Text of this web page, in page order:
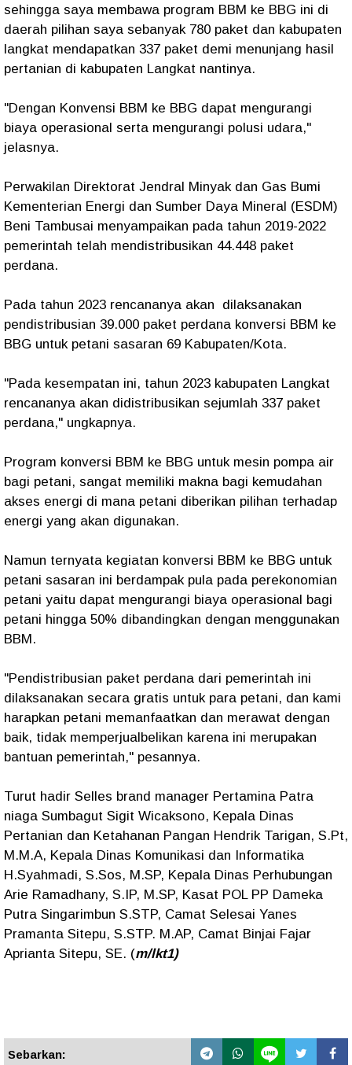
sehingga saya membawa program BBM ke BBG ini di
daerah pilihan saya sebanyak 780 paket dan kabupaten
langkat mendapatkan 337 paket demi menunjang hasil
pertanian di kabupaten Langkat nantinya.
"Dengan Konvensi BBM ke BBG dapat mengurangi
biaya operasional serta mengurangi polusi udara,"
jelasnya.
Perwakilan Direktorat Jendral Minyak dan Gas Bumi
Kementerian Energi dan Sumber Daya Mineral (ESDM)
Beni Tambusai menyampaikan pada tahun 2019-2022
pemerintah telah mendistribusikan 44.448 paket
perdana.
Pada tahun 2023 rencananya akan dilaksanakan
pendistribusian 39.000 paket perdana konversi BBM ke
BBG untuk petani sasaran 69 Kabupaten/Kota.
"Pada kesempatan ini, tahun 2023 kabupaten Langkat
rencananya akan didistribusikan sejumlah 337 paket
perdana," ungkapnya.
Program konversi BBM ke BBG untuk mesin pompa air
bagi petani, sangat memiliki makna bagi kemudahan
akses energi di mana petani diberikan pilihan terhadap
energi yang akan digunakan.
Namun ternyata kegiatan konversi BBM ke BBG untuk
petani sasaran ini berdampak pula pada perekonomian
petani yaitu dapat mengurangi biaya operasional bagi
petani hingga 50% dibandingkan dengan menggunakan
BBM.
"Pendistribusian paket perdana dari pemerintah ini
dilaksanakan secara gratis untuk para petani, dan kami
harapkan petani memanfaatkan dan merawat dengan
baik, tidak memperjualbelikan karena ini merupakan
bantuan pemerintah," pesannya.
Turut hadir Selles brand manager Pertamina Patra
niaga Sumbagut Sigit Wicaksono, Kepala Dinas
Pertanian dan Ketahanan Pangan Hendrik Tarigan, S.Pt,
M.M.A, Kepala Dinas Komunikasi dan Informatika
H.Syahmadi, S.Sos, M.SP, Kepala Dinas Perhubungan
Arie Ramadhany, S.IP, M.SP, Kasat POL PP Dameka
Putra Singarimbun S.STP, Camat Selesai Yanes
Pramanta Sitepu, S.STP. M.AP, Camat Binjai Fajar
Aprianta Sitepu, SE. (m/lkt1)
Sebarkan: